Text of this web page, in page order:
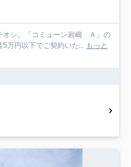
オシ。「コミューン岩嶋 Ａ」の
万円以下でご契約いた... もっと